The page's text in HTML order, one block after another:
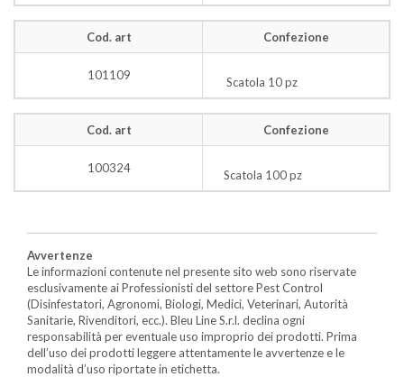
Cod. art Confezione
101109 Scatola 10 pz
Cod. art Confezione
100324 Scatola 100 pz
Avvertenze
Le informazioni contenute nel presente sito web sono riservate
esclusivamente ai Professionisti del settore Pest Control
(Disinfestatori, Agronomi, Biologi, Medici, Veterinari, Autorità
Sanitarie, Rivenditori, ecc.). Bleu Line S.r.l. declina ogni
responsabilità per eventuale uso improprio dei prodotti. Prima
dell’uso dei prodotti leggere attentamente le avvertenze e le
modalità d’uso riportate in etichetta.